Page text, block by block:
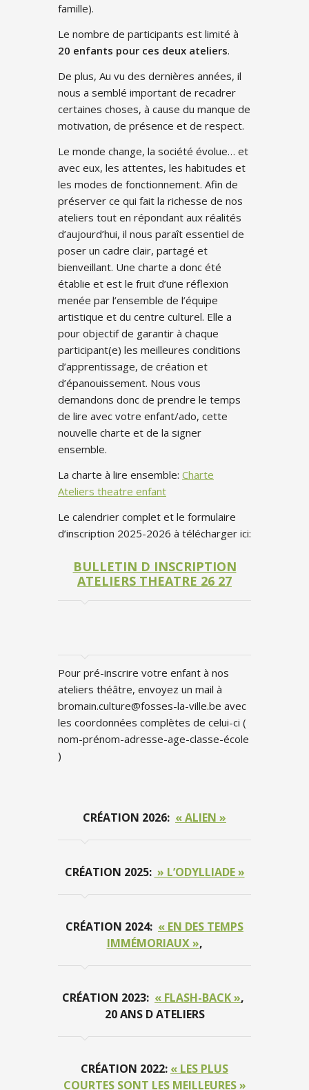
famille).
Le nombre de participants est limité à
20 enfants pour ces deux ateliers.
De plus, Au vu des dernières années, il
nous a semblé important de recadrer
certaines choses, à cause du manque de
motivation, de présence et de respect.
Le monde change, la société évolue… et
avec eux, les attentes, les habitudes et
les modes de fonctionnement. Afin de
préserver ce qui fait la richesse de nos
ateliers tout en répondant aux réalités
d’aujourd’hui, il nous paraît essentiel de
poser un cadre clair, partagé et
bienveillant. Une charte a donc été
établie et est le fruit d’une réflexion
menée par l’ensemble de l’équipe
artistique et du centre culturel. Elle a
pour objectif de garantir à chaque
participant(e) les meilleures conditions
d’apprentissage, de création et
d’épanouissement. Nous vous
demandons donc de prendre le temps
de lire avec votre enfant/ado, cette
nouvelle charte et de la signer
ensemble.
La charte à lire ensemble: Charte
Ateliers theatre enfant
Le calendrier complet et le formulaire
d’inscription 2025-2026 à télécharger ici:
BULLETIN D INSCRIPTION
ATELIERS THEATRE 26 27
Pour pré-inscrire votre enfant à nos
ateliers théâtre, envoyez un mail à
bromain.culture@fosses-la-ville.be avec
les coordonnées complètes de celui-ci (
nom-prénom-adresse-age-classe-école
)
CRÉATION 2026: « ALIEN »
CRÉATION 2025: » L’ODYLLIADE »
CRÉATION 2024: « EN DES TEMPS
IMMÉMORIAUX »,
CRÉATION 2023: « FLASH-BACK »,
20 ANS D ATELIERS
CRÉATION 2022: « LES PLUS
COURTES SONT LES MEILLEURES »